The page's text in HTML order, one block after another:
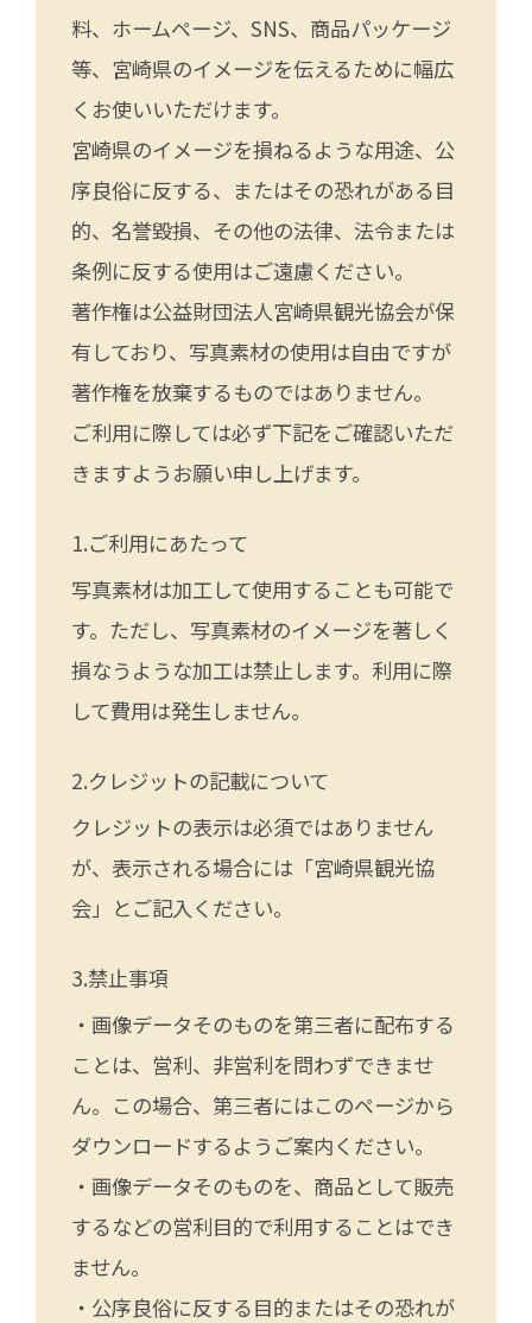
料、ホームページ、SNS、商品パッケージ
等、宮崎県のイメージを伝えるために幅広
くお使いいただけます。
宮崎県のイメージを損ねるような用途、公
序良俗に反する、またはその恐れがある目
的、名誉毀損、その他の法律、法令または
条例に反する使用はご遠慮ください。
著作権は公益財団法人宮崎県観光協会が保
有しており、写真素材の使用は自由ですが
著作権を放棄するものではありません。
ご利用に際しては必ず下記をご確認いただ
きますようお願い申し上げます。
ご利用にあたって
写真素材は加工して使用することも可能で
す。ただし、写真素材のイメージを著しく
損なうような加工は禁止します。利用に際
して費用は発生しません。
クレジットの記載について
クレジットの表示は必須ではありません
が、表示される場合には「宮崎県観光協
会」とご記入ください。
禁止事項
・画像データそのものを第三者に配布する
ことは、営利、非営利を問わずできませ
ん。この場合、第三者にはこのページから
ダウンロードするようご案内ください。
・画像データそのものを、商品として販売
するなどの営利目的で利用することはでき
ません。
・公序良俗に反する目的またはその恐れが